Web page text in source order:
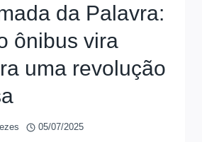
da Palavra:
ônibus vira
uma revolução
05/07/2025